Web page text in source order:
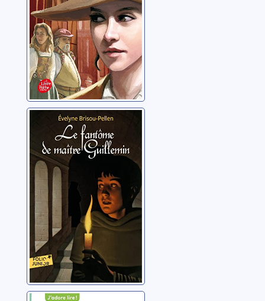
Le fantôme de
maître Guillemin
Brisou-Pellen, Evelyne